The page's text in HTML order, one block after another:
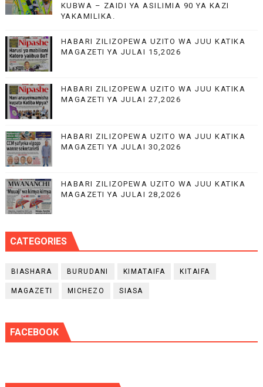
KUBWA – ZAIDI YA ASILIMIA 90 YA KAZI
YAKAMILIKA.
HABARI ZILIZOPEWA UZITO WA JUU KATIKA
MAGAZETI YA JULAI 15,2026
HABARI ZILIZOPEWA UZITO WA JUU KATIKA
MAGAZETI YA JULAI 27,2026
HABARI ZILIZOPEWA UZITO WA JUU KATIKA
MAGAZETI YA JULAI 30,2026
HABARI ZILIZOPEWA UZITO WA JUU KATIKA
MAGAZETI YA JULAI 28,2026
CATEGORIES
BIASHARA BURUDANI KIMATAIFA KITAIFA
MAGAZETI MICHEZO SIASA
FACEBOOK